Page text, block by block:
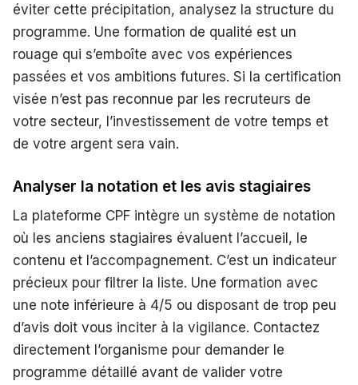
éviter cette précipitation, analysez la structure du
programme. Une formation de qualité est un
rouage qui s’emboîte avec vos expériences
passées et vos ambitions futures. Si la certification
visée n’est pas reconnue par les recruteurs de
votre secteur, l’investissement de votre temps et
de votre argent sera vain.
Analyser la notation et les avis stagiaires
La plateforme CPF intègre un système de notation
où les anciens stagiaires évaluent l’accueil, le
contenu et l’accompagnement. C’est un indicateur
précieux pour filtrer la liste. Une formation avec
une note inférieure à 4/5 ou disposant de trop peu
d’avis doit vous inciter à la vigilance. Contactez
directement l’organisme pour demander le
programme détaillé avant de valider votre